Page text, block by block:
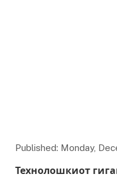
Published: Monday,
Технолошкиот